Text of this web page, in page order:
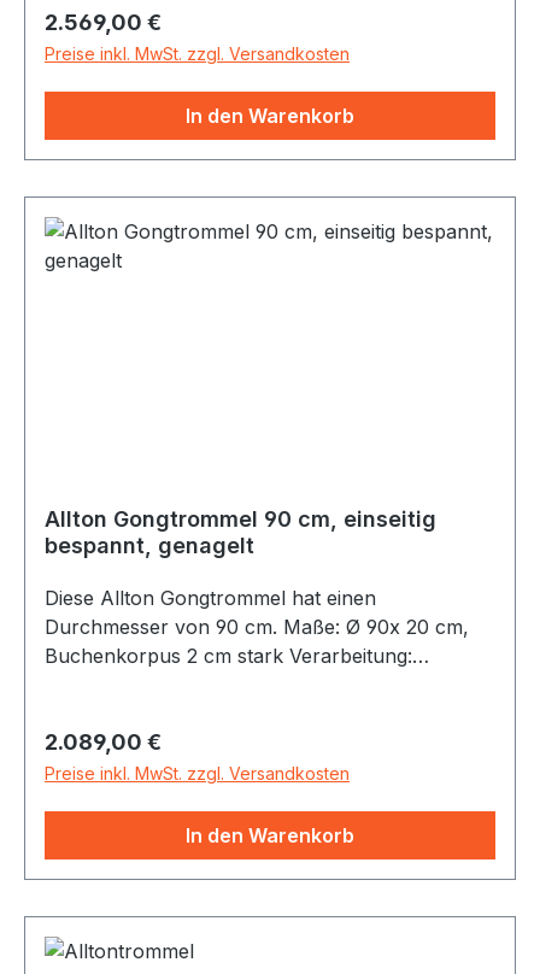
Aufbauanleitung. Alle Gongtrommeln werden in
unserer Werkstatt aus Buchenholz
bespannt. Dieser Korpus kann ohne Beine
verwendet werden: Als Gongtrommel
aufgehängt an einem Gongständer, senkrecht
freistehend oder am Boden, zum Beispiel auf
vier Sitzkissen oder Meditationskissen gelagert.
Regulärer Preis:
2.569,00 €
Preise inkl. MwSt. zzgl. Versandkosten
In den Warenkorb
Allton Gongtrommel 90 cm, einseitig
bespannt, genagelt
Diese Allton Gongtrommel hat einen
Durchmesser von 90 cm. Maße: Ø 90x 20 cm,
Buchenkorpus 2 cm stark Verarbeitung:
Aufbauanleitung. Alle Gongtrommeln werden in
unserer Werkstatt aus Buchenholz
bespannt. Dieser Korpus kann ohne Beine
verwendet werden: Als Gongtrommel
aufgehängt an einem Gongständer, senkrecht
freistehend oder am Boden, zum Beispiel auf
vier Sitzkissen oder Meditationskissen gelagert.
Regulärer Preis:
2.089,00 €
Preise inkl. MwSt. zzgl. Versandkosten
In den Warenkorb